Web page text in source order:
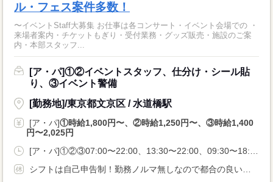
ル・フェス案件多数！
〜イベントStaff大募集 お仕事は各コンサート・イベント会場での ・
来場者案内・チケットもぎり・受付業務・グッズ販売・施設のご案
内・本部スタッフ...
[ア・パ]①②イベントスタッフ、仕分け・シール貼
り、③イベント警備
[勤務地]/東京都文京区 / 水道橋駅
[ア・パ]①時給1,800円〜、②時給1,250円〜、③時給1,400
円〜2,025円
[ア・パ]①②③07:00〜22:00、13:30〜22:00、09:30〜18:00
シフトは自己申告制！勤務ノルマ無しなので都合の良い日に勤務ができます！休日設定も自由！